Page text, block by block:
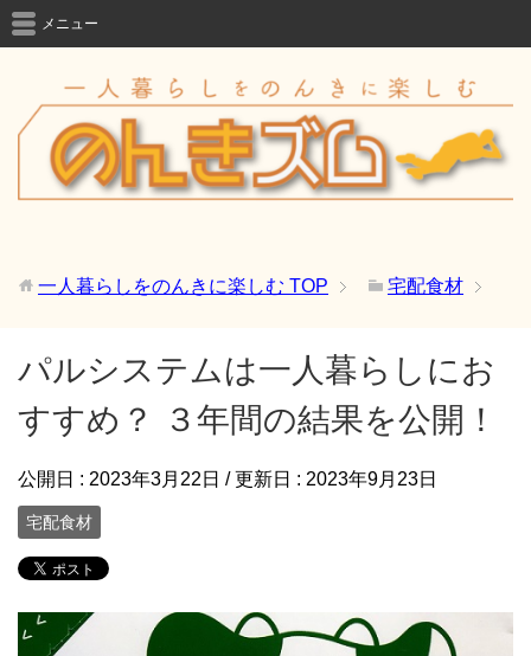
メニュー
一人暮らしをのんきに楽しむ TOP 宅配食材
パルシステムは一人暮らしにお
すすめ？ ３年間の結果を公開！
公開日 : 2023年3月22日 / 更新日 : 2023年9月23日
宅配食材